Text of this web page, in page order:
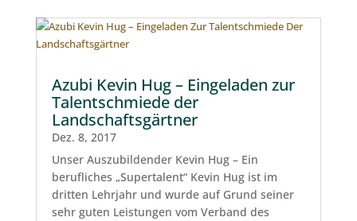
Azubi Kevin Hug – Eingeladen zur
Talentschmiede der
Landschaftsgärtner
Dez. 8, 2017
Unser Auszubildender Kevin Hug – Ein
berufliches „Supertalent“ Kevin Hug ist im
dritten Lehrjahr und wurde auf Grund seiner
sehr guten Leistungen vom Verband des